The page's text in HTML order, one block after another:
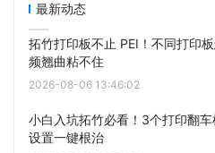
最新动态
拓竹打印板不止 PEI！不同打印
频翘曲粘不住
2026-08-06 13:46:02
小白入坑拓竹必看！3个打印翻
设置一键根治